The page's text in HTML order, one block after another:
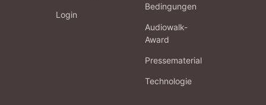
Login
Bedingungen
Audiowalk-
Award
Pressematerial
Technologie